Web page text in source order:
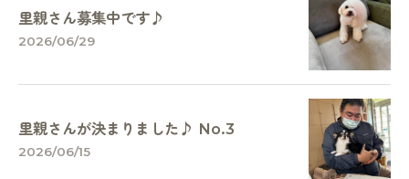
里親さん募集中です♪
2026/06/29
里親さんが決まりました♪ No.3
2026/06/15